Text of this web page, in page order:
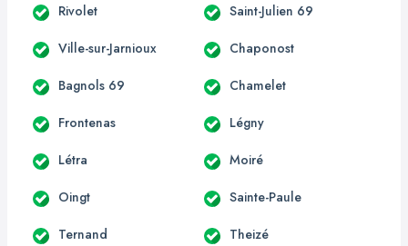
Rivolet Saint-Julien 69
Ville-sur-Jarnioux Chaponost
Bagnols 69 Chamelet
Frontenas Légny
Létra Moiré
Oingt Sainte-Paule
Ternand Theizé